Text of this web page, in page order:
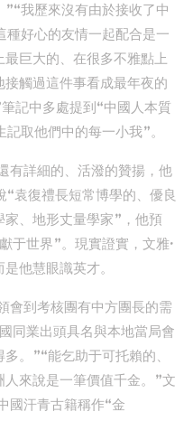
我歷來沒有由於接收了中
種好心的友情一起配合是一
巨大的、在很多不雅點上
觸過這件事看成最年夜的
記中多處提到“中國人本質
取他們中的每一小我”。
有詳細的、活潑的贊揚，他
袁復禮長短常博學的、優良
、地形丈量學家”，他預
于世界”。現實證實，文雅·
他慧眼識英才。
會到考核團有中方團長的需
同業出頭具名與本地當局會
。”“能乞助于可托賴的、
來說是一筆價值千金。”文
國汗青古籍稱作“金